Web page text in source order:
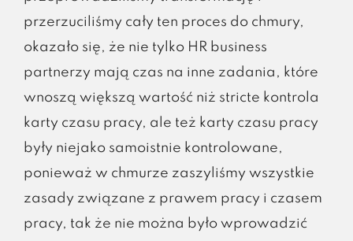
przerzuciliśmy cały ten proces do chmury,
okazało się, że nie tylko HR business
partnerzy mają czas na inne zadania, które
wnoszą większą wartość niż stricte kontrola
karty czasu pracy, ale też karty czasu pracy
były niejako samoistnie kontrolowane,
ponieważ w chmurze zaszyliśmy wszystkie
zasady związane z prawem pracy i czasem
pracy, tak że nie można było wprowadzić